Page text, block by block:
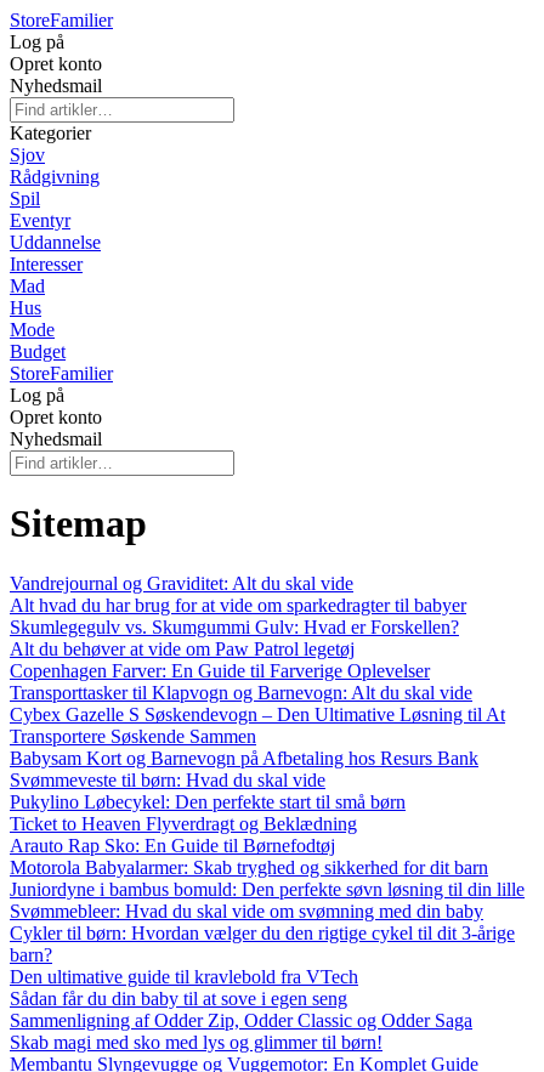
StoreFamilier
Log på
Opret konto
Nyhedsmail
Kategorier
Sjov
Rådgivning
Spil
Eventyr
Uddannelse
Interesser
Mad
Hus
Mode
Budget
StoreFamilier
Log på
Opret konto
Nyhedsmail
Sitemap
Vandrejournal og Graviditet: Alt du skal vide
Alt hvad du har brug for at vide om sparkedragter til babyer
Skumlegegulv vs. Skumgummi Gulv: Hvad er Forskellen?
Alt du behøver at vide om Paw Patrol legetøj
Copenhagen Farver: En Guide til Farverige Oplevelser
Transporttasker til Klapvogn og Barnevogn: Alt du skal vide
Cybex Gazelle S Søskendevogn – Den Ultimative Løsning til At
Transportere Søskende Sammen
Babysam Kort og Barnevogn på Afbetaling hos Resurs Bank
Svømmeveste til børn: Hvad du skal vide
Pukylino Løbecykel: Den perfekte start til små børn
Ticket to Heaven Flyverdragt og Beklædning
Arauto Rap Sko: En Guide til Børnefodtøj
Motorola Babyalarmer: Skab tryghed og sikkerhed for dit barn
Juniordyne i bambus bomuld: Den perfekte søvn løsning til din lille
Svømmebleer: Hvad du skal vide om svømning med din baby
Cykler til børn: Hvordan vælger du den rigtige cykel til dit 3-årige
barn?
Den ultimative guide til kravlebold fra VTech
Sådan får du din baby til at sove i egen seng
Sammenligning af Odder Zip, Odder Classic og Odder Saga
Skab magi med sko med lys og glimmer til børn!
Membantu Slyngevugge og Vuggemotor: En Komplet Guide